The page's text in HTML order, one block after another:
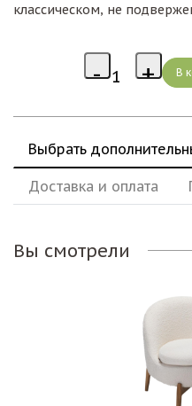
классическом, не
Выбрать
Доставка и оплата
Вы смотрели